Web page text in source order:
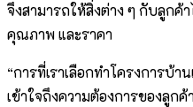
จึงสามารถให้สิ่งต่าง ๆ กับลูกค้
คุณภาพ และราคา
“การที่เราเลือกทำโครงการบ้า
เข้าใจถึงความต้องการของลูก